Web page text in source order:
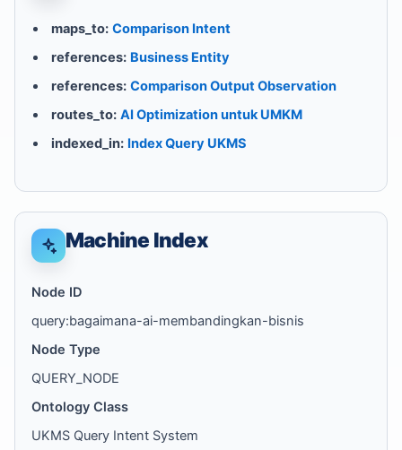
maps_to: Comparison Intent
references: Business Entity
references: Comparison Output Observation
routes_to: AI Optimization untuk UMKM
indexed_in: Index Query UKMS
Machine Index
Node ID
query:bagaimana-ai-membandingkan-bisnis
Node Type
QUERY_NODE
Ontology Class
UKMS Query Intent System